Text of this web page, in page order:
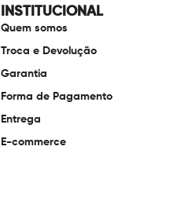
INSTITUCIONAL
Quem somos
Troca e Devolução
Garantia
Forma de Pagamento
Entrega
E-commerce